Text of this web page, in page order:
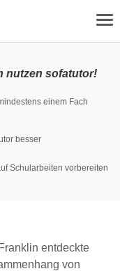
nutzen sofatutor!
einem Fach
besser
Schularbeiten vorbereiten
entdeckte
von